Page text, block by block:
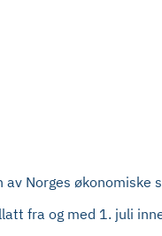
Norges økonomiske
fra og med 1. juli